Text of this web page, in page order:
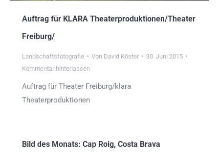
Auftrag für KLARA Theaterproduktionen/Theater
Freiburg/
Landschaftsfotografie Von David Köster
30. Juni 2015
Kommentar hinterlassen
Auftrag für Theater Freiburg/klara
Theaterproduktionen
Bild des Monats: Cap Roig, Costa Brava